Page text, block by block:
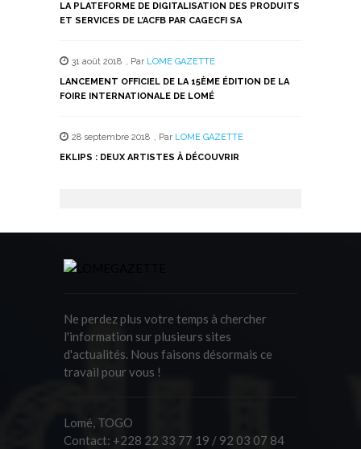
LA PLATEFORME DE DIGITALISATION DES PRODUITS
ET SERVICES DE L’ACFB PAR CAGECFI SA
31 août 2018 , Par LOME GAZETTE
LANCEMENT OFFICIEL DE LA 15ÈME ÉDITION DE LA
FOIRE INTERNATIONALE DE LOMÉ
28 septembre 2018 , Par LOME GAZETTE
EKLIPS : DEUX ARTISTES À DÉCOUVRIR
Ne perdez plus votre temps à chercher
l'information sur plusieurs sites
d'actualités. Nous faisons désormais ce
travail pour vous !
Lomé, TOGO
Contact: +228 22 33 77 19 / 92 03 07 84